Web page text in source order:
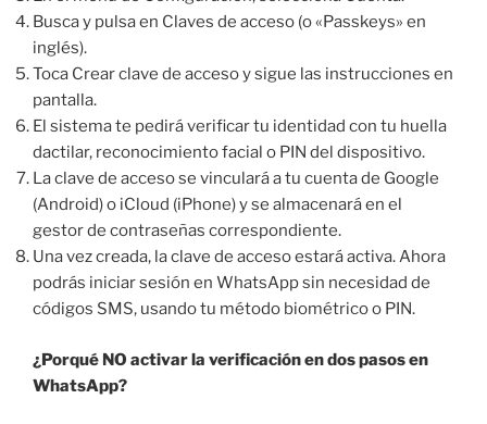
Busca y pulsa en Claves de acceso (o «Passkeys» en
inglés).
Toca Crear clave de acceso y sigue las instrucciones en
pantalla.
El sistema te pedirá verificar tu identidad con tu huella
dactilar, reconocimiento facial o PIN del dispositivo.
La clave de acceso se vinculará a tu cuenta de Google
(Android) o iCloud (iPhone) y se almacenará en el
gestor de contraseñas correspondiente.
Una vez creada, la clave de acceso estará activa. Ahora
podrás iniciar sesión en WhatsApp sin necesidad de
códigos SMS, usando tu método biométrico o PIN.
¿Porqué NO activar la verificación en dos pasos en
WhatsApp?